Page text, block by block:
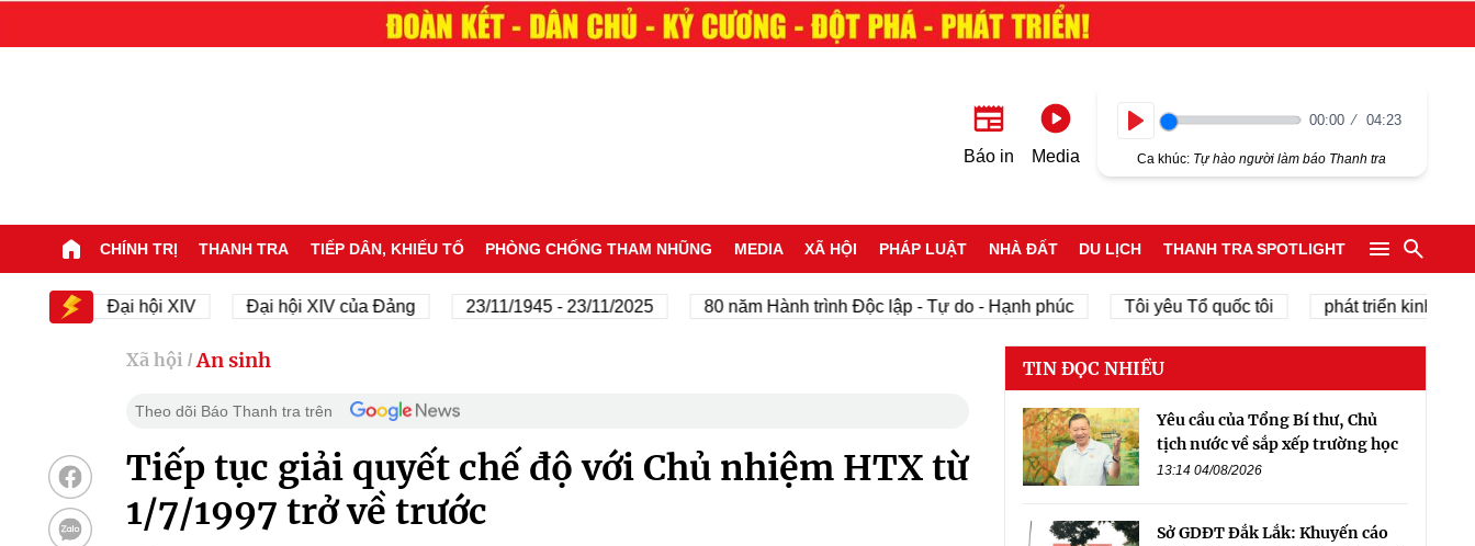
Báo in Media
00:00 04:23
Ca khúc: Tự hào người làm báo Thanh tra
CHÍNH TRỊ THANH TRA TIẾP DÂN, KHIẾU TỐ PHÒNG CHỐNG THAM NHŨNG MEDIA XÃ HỘI PHÁP LUẬT NHÀ ĐẤT DU LỊCH THANH TRA SPOTLIGHT
Đại hội XIV Đại hội XIV của Đảng 23/11/1945 - 23/11/2025 80 năm Hành trình Độc lập - Tự do - Hạnh phúc Tôi yêu Tổ quốc tôi phát triển kinh tế tư nhân
Xã hội / An sinh
Theo dõi Báo Thanh tra trên
Tiếp tục giải quyết chế độ với Chủ nhiệm HTX từ
1/7/1997 trở về trước
TIN ĐỌC NHIỀU
Yêu cầu của Tổng Bí thư, Chủ
tịch nước về sắp xếp trường học
13:14 04/08/2026
Sở GDĐT Đắk Lắk: Khuyến cáo